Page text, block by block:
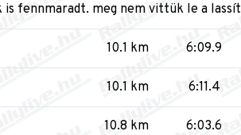
is fennmaradt. meg nem vittük le a
10.1 km 6:09.9
10.1 km 6:11.4
10.8 km 6:03.6